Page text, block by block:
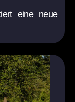
eine neue